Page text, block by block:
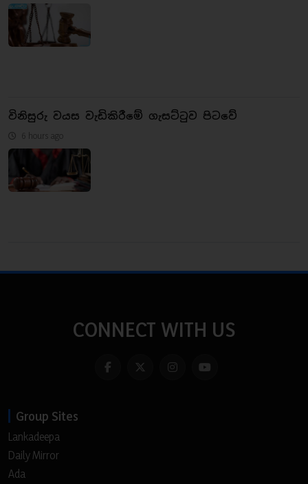
විනිසුරු වයස වැඩිකිරීමේ ගැසට්ටුව පිටවේ
6 hours ago
CONNECT WITH US
Group Sites
Lankadeepa
Daily Mirror
Ada